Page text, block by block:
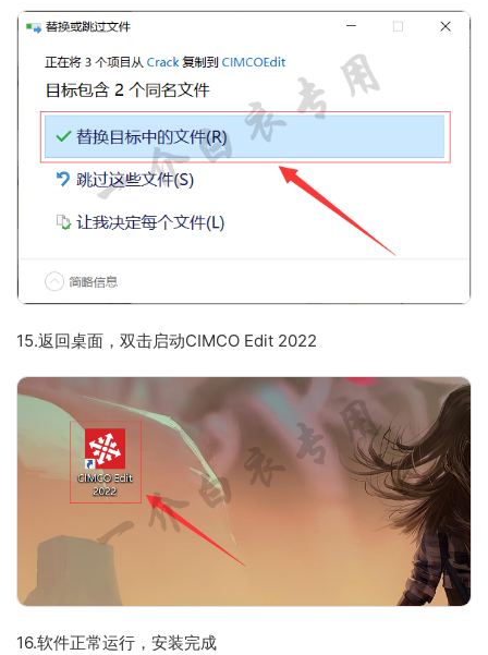
15.返回桌面，双击启动CIMCO Edit 2022
16.软件正常运行，安装完成